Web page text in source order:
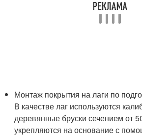
Монтаж покрытия на лаги по
В качестве лаг используются
деревянные бруски сечением от
укрепляются на основание с